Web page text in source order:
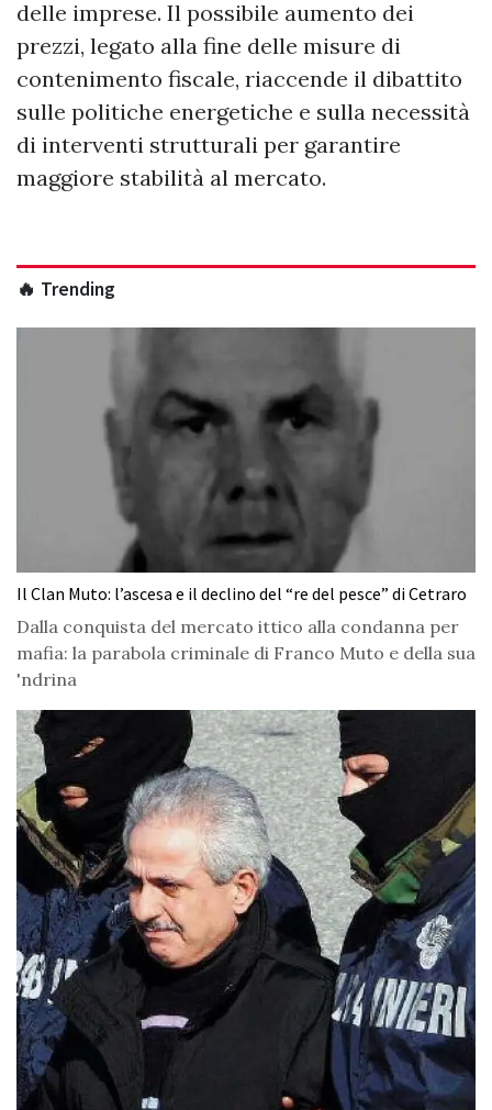
delle imprese. Il possibile aumento dei
prezzi, legato alla fine delle misure di
contenimento fiscale, riaccende il dibattito
sulle politiche energetiche e sulla necessità
di interventi strutturali per garantire
maggiore stabilità al mercato.
🔥 Trending
Il Clan Muto: l’ascesa e il declino del “re del pesce” di Cetraro
Dalla conquista del mercato ittico alla condanna per
mafia: la parabola criminale di Franco Muto e della sua
'ndrina